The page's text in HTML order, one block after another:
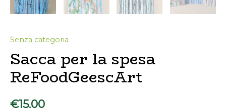
Senza categoria
Sacca per la spesa
ReFoodGeescArt
€15.00